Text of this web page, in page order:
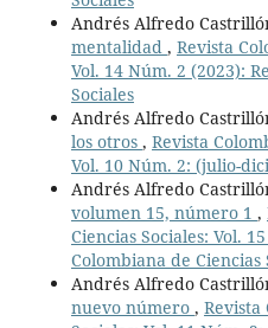
Andrés Alfredo
mentalidad , Revista
Vol. 14 Núm. 2 (2023):
Sociales
Andrés Alfredo
los otros , Revista
Vol. 10 Núm. 2: (julio-
Andrés Alfredo
volumen 15, número 1 ,
Ciencias Sociales: Vol.
Colombiana de Ciencias
Andrés Alfredo
nuevo número , Revista